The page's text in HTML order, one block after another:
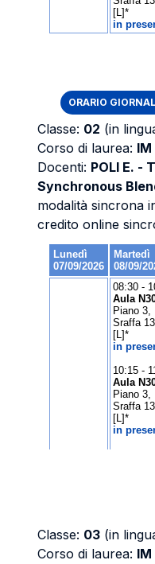
ORARIO
Classe: 02 (in
Corso di laurea: IM
Docenti: POLI E. -
Synchronous
modalità sincrona
credito online
Classe: 03 (in
Corso di laurea: IM